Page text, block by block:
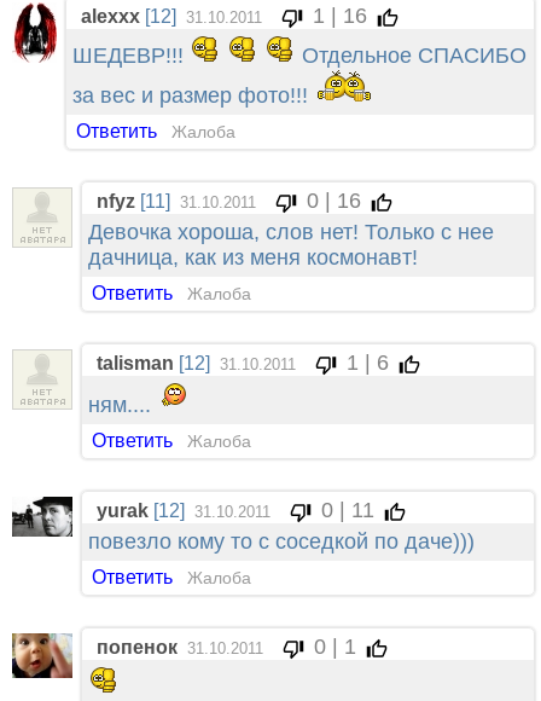
alexxx [12] 31.10.2011
1 | 16
ШЕДЕВР!!!
Отдельное СПАСИБО
за вес и размер фото!!!
Ответить Жалоба
nfyz [11] 31.10.2011
0 | 16
Девочка хороша, слов нет! Только с нее
дачница, как из меня космонавт!
Ответить Жалоба
talisman [12] 31.10.2011
1 | 6
ням....
Ответить Жалоба
yurak [12] 31.10.2011
0 | 11
повезло кому то с соседкой по даче)))
Ответить Жалоба
попенок 31.10.2011 0 | 1